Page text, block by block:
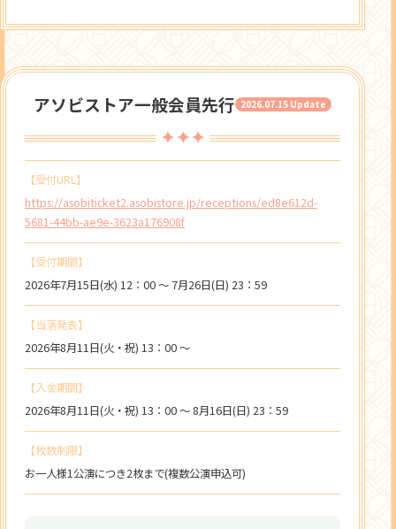
アソビストア一般会員先行 2026.07.15 Update
【受付URL】
https://asobiticket2.asobistore.jp/receptions/ed8e612d-
5681-44bb-ae9e-3623a176908f
【受付期間】
2026年7月15日(水) 12：00 ～ 7月26日(日) 23：59
【当落発表】
2026年8月11日(火・祝) 13：00 ～
【入金期間】
2026年8月11日(火・祝) 13：00 ～ 8月16日(日) 23：59
【枚数制限】
お一人様1公演につき2枚まで(複数公演申込可)